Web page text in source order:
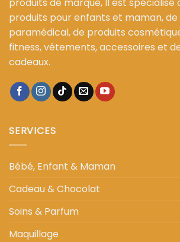
produits pour enfants et maman,
paramédical, de produits
fitness, vêtements, accessoires et
cadeaux.
SERVICES
Bébé, Enfant & Maman
Cadeau & Chocolat
Soins & Parfum
Maquillage